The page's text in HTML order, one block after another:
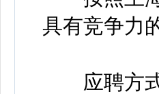
具有竞争力
应聘方式